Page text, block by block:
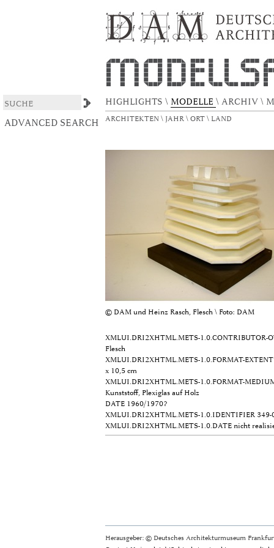
5-geschossiges Terrassenhängehaus
HIGHLIGHTS \ MODELLE \ ARCHIV \
ARCHITEKTEN \ JAHR \ ORT \ LAND
ADVANCED SEARCH
© DAM und Heinz Rasch, Flesch \ Foto: DAM
XMLUI.DRI2XHTML.METS-1.0.CONTRIBUTOR-
Flesch
XMLUI.DRI2XHTML.METS-1.0.FORMAT-EXTENT
x 10,5 cm
XMLUI.DRI2XHTML.METS-1.0.FORMAT-
Kunststoff, Plexiglas auf Holz
DATE 1960/1970?
XMLUI.DRI2XHTML.METS-1.0.IDENTIFIER 349-
XMLUI.DRI2XHTML.METS-1.0.DATE nicht
Herausgeber: © Deutsches Architekturmuseum